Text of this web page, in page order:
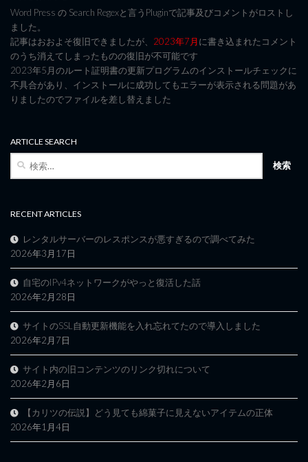
Word Press の Search Regexと言うPluginで記事及びコメントがロストし
ました。
記事はおおよそ復旧できましたが、 2023年7月に書き込まれたコメント
のうち消えてしまったものの復旧が不可能です
2023年5月のルート証明書の更新プログラムのインストールチェックに
不具合があり、インストールに成功してもエラーが表示される問題があ
りましたのでファイルを差し替えました
ARTICLE SEARCH
RECENT ARTICLES
レンタルサーバーのレスポンスが悪すぎるので調べてみた
2026年3月17日
自宅のIPv4ネットワークがやっと復活した話
2026年2月28日
サイトのSSL自動更新機能を入れ忘れてたので導入しました
2026年2月7日
サイト内の旧コンテンツのリンク切れについて
2026年2月6日
【カリツの伝説】どう見ても綿菓子に見えないアイテムの正体
2026年1月4日